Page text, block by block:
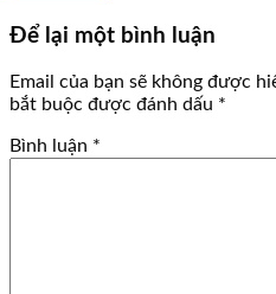
Để lại một bình luận
Email của bạn sẽ không được
bắt buộc được đánh dấu *
Bình luận *